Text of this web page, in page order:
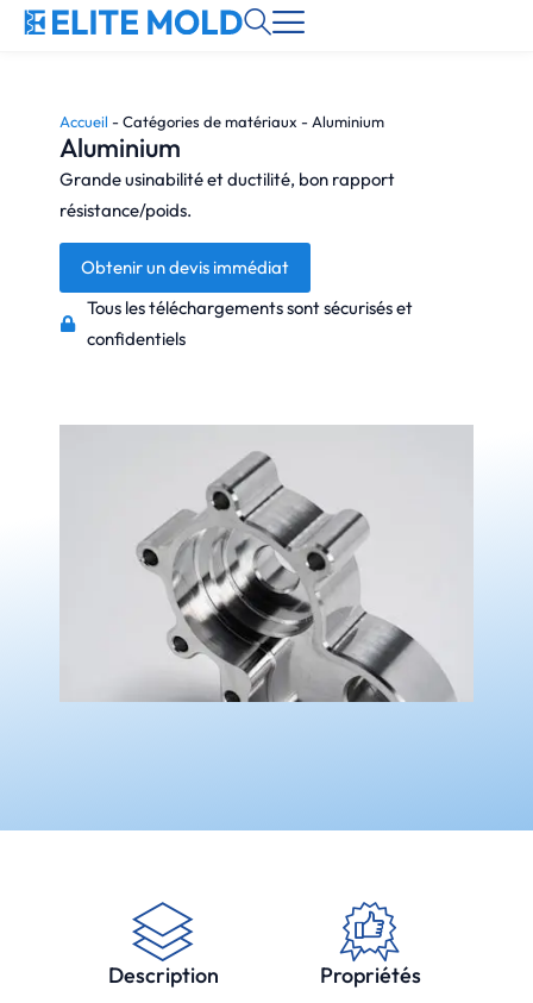
Accueil -Catégories de matériaux - Aluminium
Aluminium
Grande usinabilité et ductilité, bon rapport
résistance/poids.
Obtenir un devis immédiat
Tous les téléchargements sont sécurisés et
confidentiels
Description
Propriétés